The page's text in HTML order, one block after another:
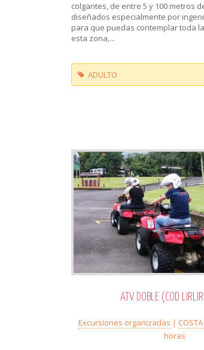
colgantes, de entre 5 y 100 metros
diseñados especialmente por
para que puedas contemplar toda
esta zona,...
ADULTO
ATV DOBLE (COD
Excursiones organizadas |
horas